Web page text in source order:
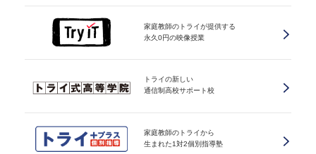
家庭教師のトライが提供する
永久0円の映像授業
トライの新しい
通信制高校サポート校
家庭教師のトライから
生まれた1対2個別指導塾